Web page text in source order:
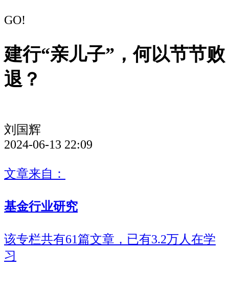
GO!
建行“亲儿子”，何以节节败
退？
刘国辉
2024-06-13 22:09
文章来自：
基金行业研究
该专栏共有61篇文章，已有3.2万人在学
习